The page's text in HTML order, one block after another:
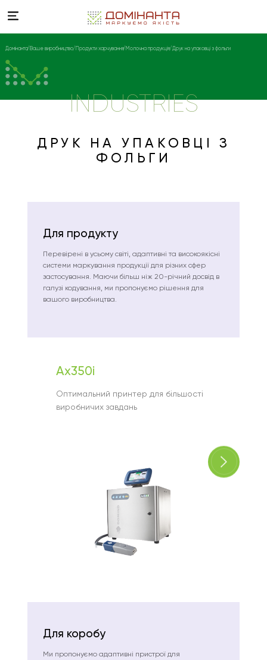
Домінанта Ваше виробництво Продукти харчування Молочна продукція Друк на упаковці з фольги
INDUSTRIES
ДРУК НА УПАКОВЦІ З
ФОЛЬГИ
Для продукту
Перевірені в усьому світі, адаптивні та високоякісні
системи маркування продукції для різних сфер
застосування. Маючи більш ніж 20-річний досвід в
галузі кодування, ми пропонуємо рішення для
вашого виробництва.
Ax350i
Оптимальний принтер для більшості
виробничих завдань
Для коробу
Ми пропонуємо адаптивні пристрої для